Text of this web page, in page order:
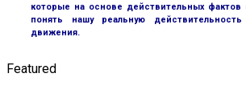
которые на основе действительных фактов
понять нашу реальную
движения.
Featured